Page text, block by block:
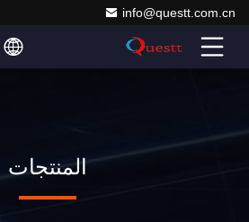
info@questt.com.cn
المنتجات